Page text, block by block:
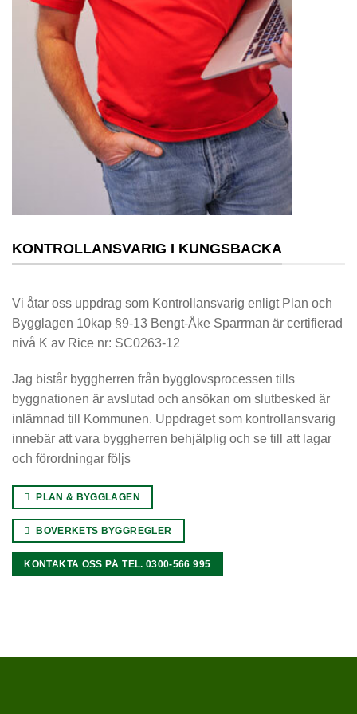
KONTROLLANSVARIG I KUNGSBACKA
Vi åtar oss uppdrag som Kontrollansvarig enligt Plan och
Bygglagen 10kap §9-13 Bengt-Åke Sparrman är certifierad
nivå K av Rice nr: SC0263-12
Jag bistår byggherren från bygglovsprocessen tills
byggnationen är avslutad och ansökan om slutbesked är
inlämnad till Kommunen. Uppdraget som kontrollansvarig
innebär att vara byggherren behjälplig och se till att lagar
och förordningar följs
PLAN & BYGGLAGEN
BOVERKETS BYGGREGLER
KONTAKTA OSS PÅ TEL. 0300-566 995